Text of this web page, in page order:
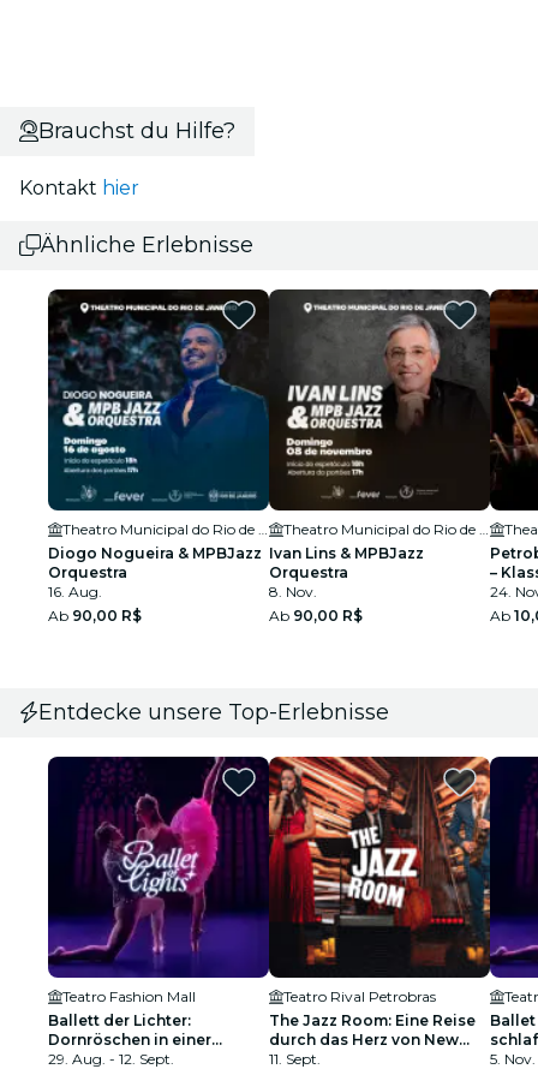
Brauchst du Hilfe?
Kontakt hier
Ähnliche Erlebnisse
Diogo Nogueira & MPBJazz
Orquestra
16. Aug.
Ab 90,00 R$
Ivan Lins & MPBJazz
Orquestra
8. Nov.
Ab 90,00 R$
–
24.
Ab
Entdecke unsere Top-Erlebnisse
Teatro Fashion Mall
Ballett der Lichter:
Dornröschen in einer
funkelnden Show
29. Aug. - 12. Sept.
Teatro Rival Petrobras
The Jazz Room: Eine Reise
durch das Herz von New
Orleans
11. Sept.
Ballet
einer
5.